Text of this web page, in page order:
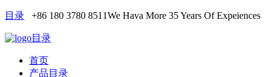
目录 +86 180 3780 8511We Hava More 35 Years Of Expeiences
目录
首页
产品目录